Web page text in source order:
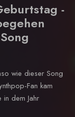
-
wie dieser Song
Fan kam
dem Jahr